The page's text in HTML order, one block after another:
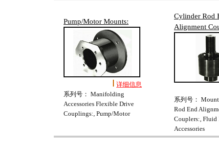
Pump/Motor Mounts:
详细信息
系列号： Manifolding
Accessories Flexible Drive
Couplings:, Pump/Motor
Cylinder Rod
Alignment
系列号：
Rod End
Couplers:, Fluid
Accessories